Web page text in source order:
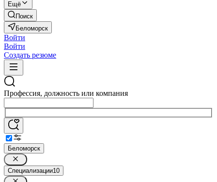
Ещё
Поиск
Беломорск
Войти
Войти
Создать резюме
Профессия, должность или компания
Беломорск
Специализации10